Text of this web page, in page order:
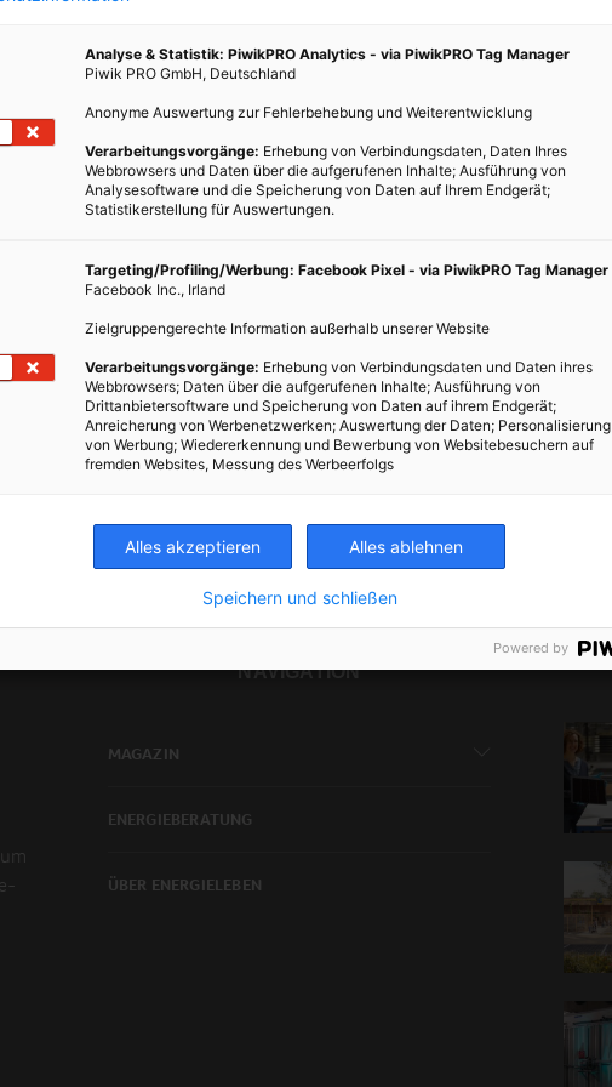
der
NAVIGATION
MAGAZIN
ENERGIEBERATUNG
ÜBER ENERGIELEBEN
Analyse & Statistik: PiwikPRO Analytics - via PiwikPRO Tag Manager
Piwik PRO GmbH, Deutschland
Anonyme Auswertung zur Fehlerbehebung und Weiterentwicklung
Verarbeitungsvorgänge: Erhebung von Verbindungsdaten, Daten Ihres
Webbrowsers und Daten über die aufgerufenen Inhalte; Ausführung von
Analysesoftware und die Speicherung von Daten auf Ihrem Endgerät;
Statistikerstellung für Auswertungen.
Targeting/Profiling/Werbung: Facebook Pixel - via PiwikPRO Tag Manager
Facebook Inc., Irland
Zielgruppengerechte Information außerhalb unserer Website
Verarbeitungsvorgänge: Erhebung von Verbindungsdaten und Daten ihres
Webbrowsers; Daten über die aufgerufenen Inhalte; Ausführung von
Drittanbietersoftware und Speicherung von Daten auf ihrem Endgerät;
Anreicherung von Werbenetzwerken; Auswertung der Daten; Personalisierung
von Werbung; Wiedererkennung und Bewerbung von Websitebesuchern auf
fremden Websites, Messung des Werbeerfolgs
Alles akzeptieren Alles ablehnen
Speichern und schließen
Powered by